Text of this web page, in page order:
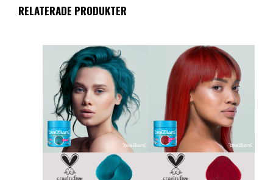
RELATERADE PRODUKTER